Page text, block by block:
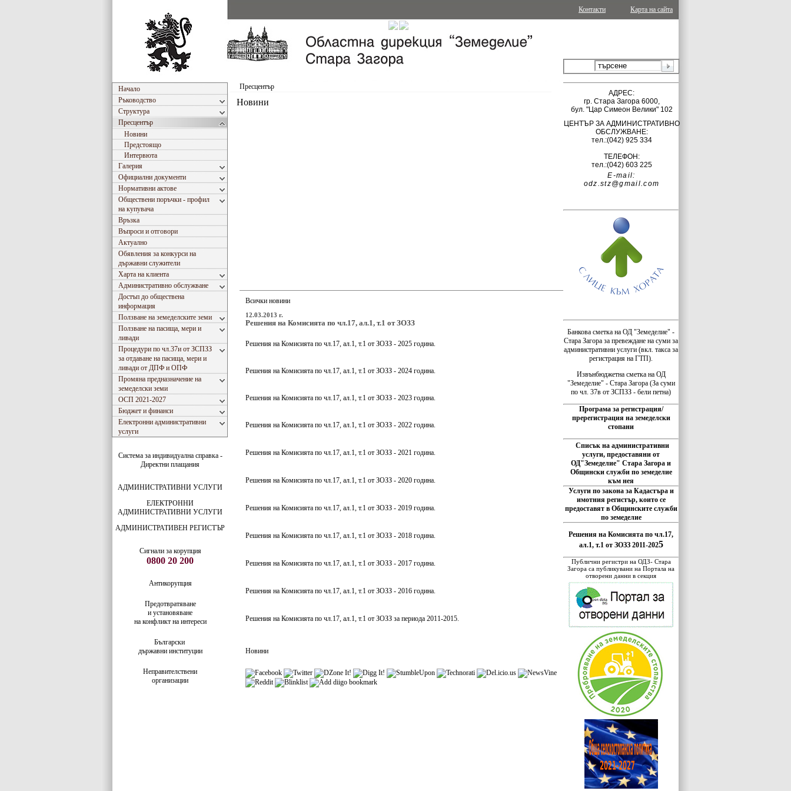
Карта на сайта
Контакти
Начало
Ръководство
Структура
Пресцентър
Новини
Предстоящо
Интервюта
Галерия
Официални документи
Нормативни актове
Обществени поръчки - профил
на купувача
Връзка
Въпроси и отговори
Актуално
Обявления за конкурси на
държавни служители
Харта на клиента
Административно обслужване
Достъп до обществена
информация
Ползване на земеделските земи
Ползване на пасища, мери и
ливади
Процедури по чл.37и от ЗСПЗЗ
за отдаване на пасища, мери и
ливади от ДПФ и ОПФ
Промяна предназначение на
земеделски земи
ОСП 2021-2027
Бюджет и финанси
Електронни административни
услуги
Система за индивидуална справка -
Директни плащания
АДМИНИСТРАТИВНИ УСЛУГИ
ЕЛЕКТРОННИ
АДМИНИСТРАТИВНИ УСЛУГИ
АДМИНИСТРАТИВЕН РЕГИСТЪР
Сигнали за корупция
0800 20 200
Антикорупция
Предотвратяване
и установяване
на конфликт на интереси
Български
държавни институции
Неправителствени
организации
Пресцентър
Новини
Всички новини
12.03.2013 г.
Решения на Комисията по чл.17, ал.1, т.1 от ЗОЗЗ
Решения на Комисията по чл.17, ал.1, т.1 от ЗОЗЗ - 2025 година.
Решения на Комисията по чл.17, ал.1, т.1 от ЗОЗЗ - 2024 година.
Решения на Комисията по чл.17, ал.1, т.1 от ЗОЗЗ - 2023 година.
Решения на Комисията по чл.17, ал.1, т.1 от ЗОЗЗ - 2022 година.
Решения на Комисията по чл.17, ал.1, т.1 от ЗОЗЗ - 2021 година.
Решения на Комисията по чл.17, ал.1, т.1 от ЗОЗЗ - 2020 година.
Решения на Комисията по чл.17, ал.1, т.1 от ЗОЗЗ - 2019 година.
Решения на Комисията по чл.17, ал.1, т.1 от ЗОЗЗ - 2018 година.
Решения на Комисията по чл.17, ал.1, т.1 от ЗОЗЗ - 2017 година.
Решения на Комисията по чл.17, ал.1, т.1 от ЗОЗЗ - 2016 година.
Решения на Комисията по чл.17, ал.1, т.1 от ЗОЗЗ за периода 2011-2015.
Новини
АДРЕС:
гр. Стара Загора 6000,
бул. "Цар Симеон Велики" 102
ЦЕНТЪР ЗА АДМИНИСТРАТИВНО
ОБСЛУЖВАНЕ:
тел.:(042) 925 334
ТЕЛЕФОН:
тел.:(042) 603 225
E-mail:
odz.stz@gmail.com
Банкова сметка на ОД "Земеделие" -
Стара Загора за превеждане на суми за
административни услуги (вкл. такса за
регистрация на ГТП).
Извънбюджетна сметка на ОД
"Земеделие" - Стара Загора (За суми
по чл. 37в от ЗСПЗЗ - бели петна)
Програма за регистрация/
пререгистрация на земеделски
стопани
Списък на административни
услуги, предоставяни от
ОД"Земеделие" Стара Загора и
Общински служби по земеделие
към нея
Услуги по закона за Кадастъра и
имотния регистър, които се
предоставят в Общинските служби
по земеделие
Решения на Комисията по чл.17,
ал.1, т.1 от ЗОЗЗ 2011-2025
Публични регистри на ОДЗ- Стара
Загора са публикувани на Портала на
отворени данни в секция